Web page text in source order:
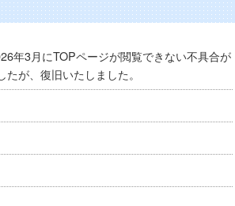
年3月にTOPページが閲覧できない不具合が
が、復旧いたしました。